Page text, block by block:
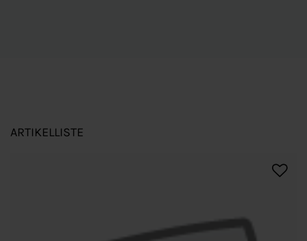
ARTIKELLISTE